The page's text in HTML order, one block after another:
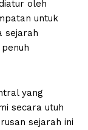
oleh
untuk
sejarah
yang
secara utuh
sejarah ini